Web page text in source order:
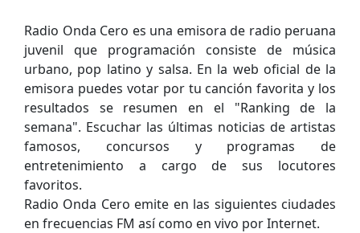
Radio Onda Cero es una emisora de radio peruana
juvenil que programación consiste de música
urbano, pop latino y salsa. En la web oficial de la
emisora puedes votar por tu canción favorita y los
resultados se resumen en el "Ranking de la
semana". Escuchar las últimas noticias de artistas
famosos, concursos y programas de
entretenimiento a cargo de sus locutores
favoritos.
Radio Onda Cero emite en las siguientes ciudades
en frecuencias FM así como en vivo por Internet.